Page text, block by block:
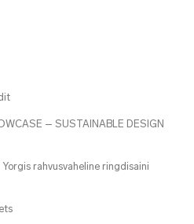
– SUSTAINABLE DESIGN
rahvusvaheline ringdisaini